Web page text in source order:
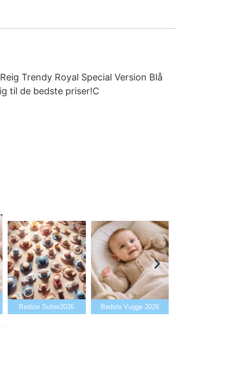
Trendy Royal Special Version Blå
til de bedste priser!C
Bedste Sutter2026 Bedste Vugge 2026